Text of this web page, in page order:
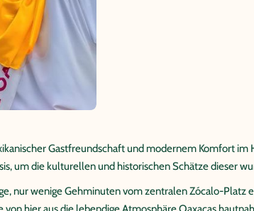
Gastfreundschaft und modernem Komfort im
um die kulturellen und historischen Schätze dieser
nur wenige Gehminuten vom zentralen Zócalo-